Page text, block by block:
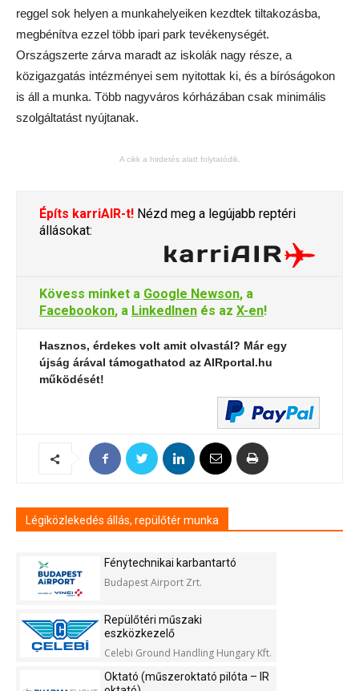
reggel sok helyen a munkahelyeiken kezdtek tiltakozásba,
megbénítva ezzel több ipari park tevékenységét.
Országszerte zárva maradt az iskolák nagy része, a
közigazgatás intézményei sem nyitottak ki, és a bíróságokon
is áll a munka. Több nagyváros kórházában csak minimális
szolgáltatást nyújtanak.
A cikk a hirdetés alatt folytatódik.
Építs karriAIR-t! Nézd meg a legújabb reptéri
állásokat:
Kövess minket a Google Newson, a
Facebookon, a LinkedInen és az X-en!
Hasznos, érdekes volt amit olvastál? Már egy
újság árával támogathatod az AIRportal.hu
működését!
Légiközlekedés állás, repülőtér munka
Fénytechnikai karbantartó
Budapest Airport Zrt.
Repülőtéri műszaki
eszközkezelő
Celebi Ground Handling Hungary Kft.
Oktató (műszeroktató pilóta – IR